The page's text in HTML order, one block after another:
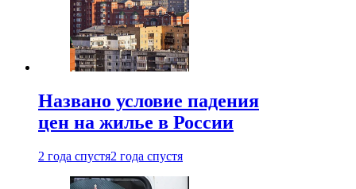
Названо условие падения
цен на жилье в России
2 года спустя2 года спустя